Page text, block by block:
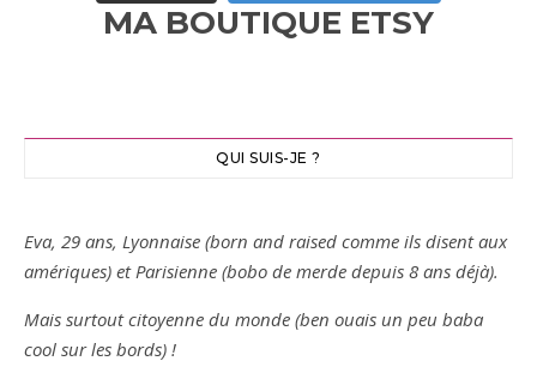
MA BOUTIQUE ETSY
QUI SUIS-JE ?
Eva, 29 ans, Lyonnaise (born and raised comme ils disent aux
amériques) et Parisienne (bobo de merde depuis 8 ans déjà).
Mais surtout citoyenne du monde (ben ouais un peu baba
cool sur les bords) !